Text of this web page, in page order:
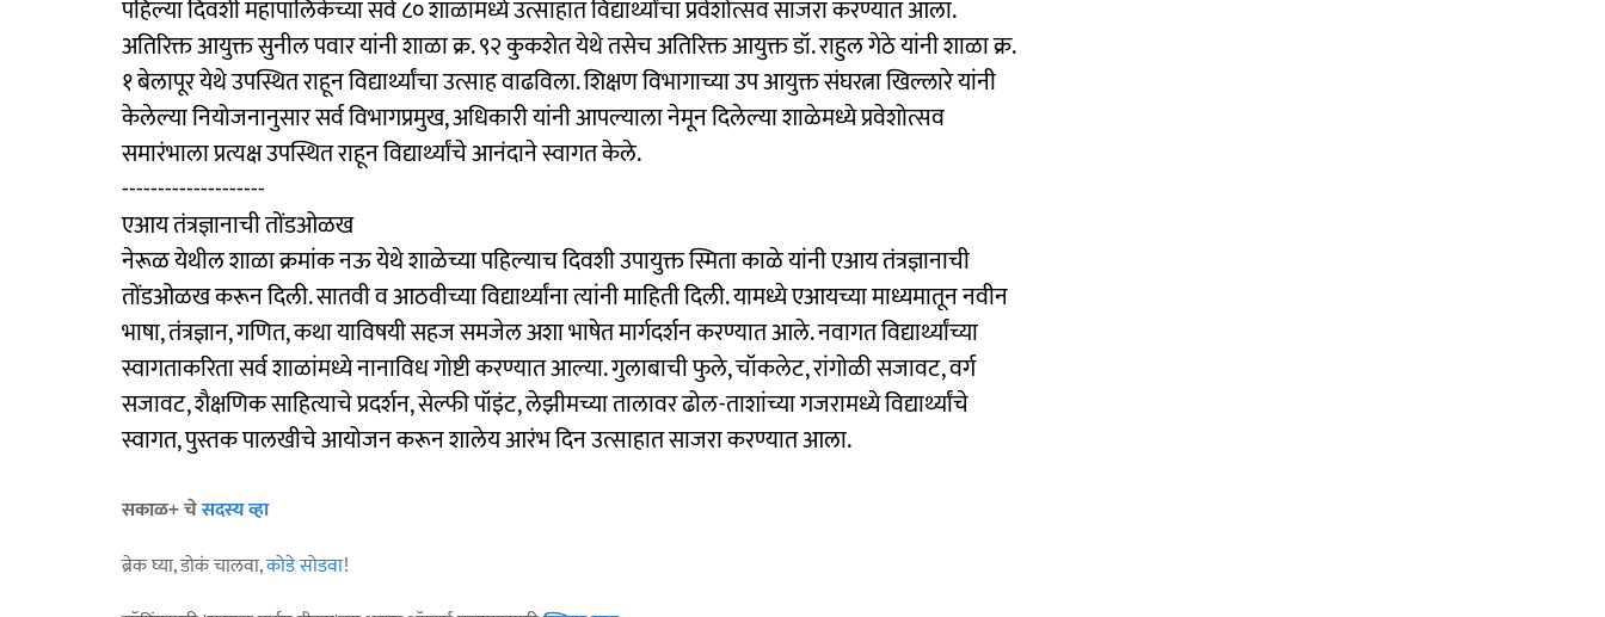
पहिल्या दिवशी महापालिकेच्या सर्व ८० शाळांमध्ये उत्साहात विद्यार्थ्यांचा प्रवेशोत्सव साजरा करण्यात आला.
अतिरिक्त आयुक्त सुनील पवार यांनी शाळा क्र. ९२ कुकशेत येथे तसेच अतिरिक्त आयुक्त डॉ. राहुल गेठे यांनी शाळा क्र.
१ बेलापूर येथे उपस्थित राहून विद्यार्थ्यांचा उत्साह वाढविला. शिक्षण विभागाच्या उप आयुक्त संघरत्ना खिल्लारे यांनी
केलेल्या नियोजनानुसार सर्व विभागप्रमुख, अधिकारी यांनी आपल्याला नेमून दिलेल्या शाळेमध्ये प्रवेशोत्सव
समारंभाला प्रत्यक्ष उपस्थित राहून विद्यार्थ्यांचे आनंदाने स्वागत केले.
--------------------
एआय तंत्रज्ञानाची तोंडओळख
नेरूळ येथील शाळा क्रमांक नऊ येथे शाळेच्या पहिल्याच दिवशी उपायुक्त स्मिता काळे यांनी एआय तंत्रज्ञानाची
तोंडओळख करून दिली. सातवी व आठवीच्या विद्यार्थ्यांना त्यांनी माहिती दिली. यामध्ये एआयच्या माध्यमातून नवीन
भाषा, तंत्रज्ञान, गणित, कथा याविषयी सहज समजेल अशा भाषेत मार्गदर्शन करण्यात आले. नवागत विद्यार्थ्यांच्या
स्वागताकरिता सर्व शाळांमध्ये नानाविध गोष्टी करण्यात आल्या. गुलाबाची फुले, चॉकलेट, रांगोळी सजावट, वर्ग
सजावट, शैक्षणिक साहित्याचे प्रदर्शन, सेल्फी पॉइंट, लेझीमच्या तालावर ढोल-ताशांच्या गजरामध्ये विद्यार्थ्यांचे
स्वागत, पुस्तक पालखीचे आयोजन करून शालेय आरंभ दिन उत्साहात साजरा करण्यात आला.
सकाळ+ चेसदस्य व्हा
ब्रेक घ्या, डोकं चालवा,कोडे सोडवा!